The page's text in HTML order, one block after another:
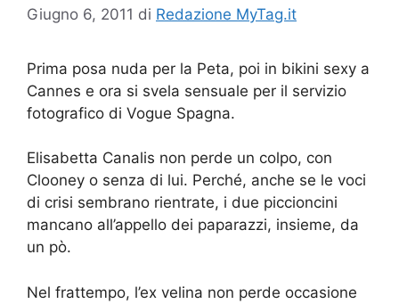
Giugno 6, 2011 di Redazione MyTag.it
Prima posa nuda per la Peta, poi in bikini sexy a
Cannes e ora si svela sensuale per il servizio
fotografico di Vogue Spagna.
Elisabetta Canalis non perde un colpo, con
Clooney o senza di lui. Perché, anche se le voci
di crisi sembrano rientrate, i due piccioncini
mancano all’appello dei paparazzi, insieme, da
un pò.
Nel frattempo, l’ex velina non perde occasione